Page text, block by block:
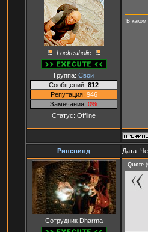
Lockeaholic
Группа: Свои
Сообщений: 812
Репутация: 946
Замечания: 0%
Статус: Offline
"В
Ринсвинд Дата:
Сотрудник Dharma
Quote (